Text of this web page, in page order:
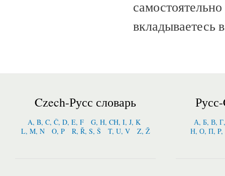
вкладываетесь
Czech-Русс словарь
A, B, C, Č, D, E, F
G, H, CH, I, J, K
L, M, N
O, P R, Ř, S, Š T, U, V Z, Ž
А, Б, В,
Н, О, П,